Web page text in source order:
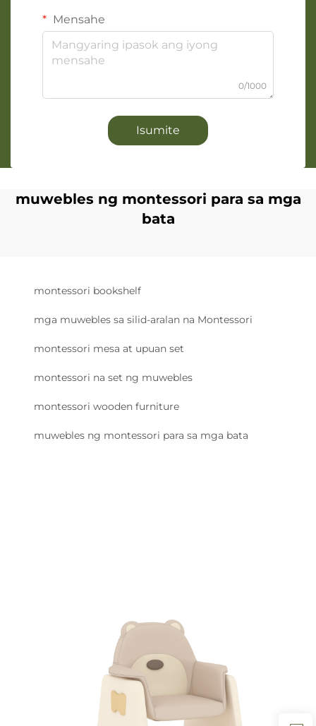
Mensahe
0/1000
Isumite
muwebles ng montessori para sa mga
bata
montessori bookshelf
mga muwebles sa silid-aralan na Montessori
montessori mesa at upuan set
montessori na set ng muwebles
montessori wooden furniture
muwebles ng montessori para sa mga bata